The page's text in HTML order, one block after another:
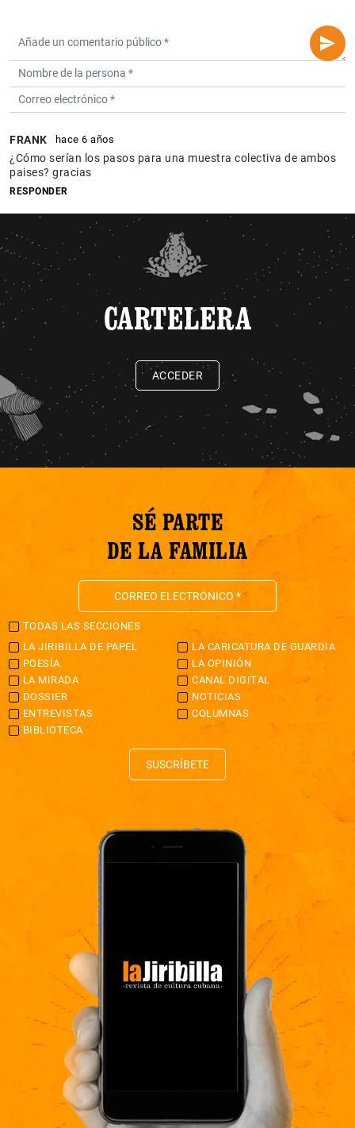
FRANK hace 6 años
¿Cómo serían los pasos para una muestra colectiva de ambos
paises? gracias
RESPONDER
CARTELERA
ACCEDER
SÉ PARTE
DE LA FAMILIA
TODAS LAS SECCIONES
LA JIRIBILLA DE PAPEL
LA CARICATURA DE GUARDIA
POESÍA
LA OPINIÓN
LA MIRADA
CANAL DIGITAL
DOSSIER
NOTICIAS
ENTREVISTAS
COLUMNAS
BIBLIOTECA
SUSCRÍBETE